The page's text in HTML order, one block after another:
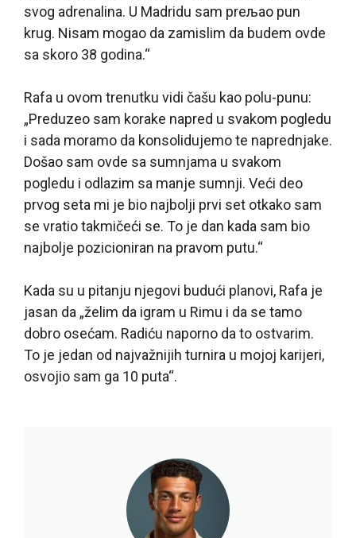
svog adrenalina. U Madridu sam preљao pun
krug. Nisam mogao da zamislim da budem ovde
sa skoro 38 godina.“
Rafa u ovom trenutku vidi čašu kao polu-punu:
„Preduzeo sam korake napred u svakom pogledu
i sada moramo da konsolidujemo te naprednjake.
Došao sam ovde sa sumnjama u svakom
pogledu i odlazim sa manje sumnji. Veći deo
prvog seta mi je bio najbolji prvi set otkako sam
se vratio takmičeći se. To je dan kada sam bio
najbolje pozicioniran na pravom putu.“
Kada su u pitanju njegovi budući planovi, Rafa je
jasan da „želim da igram u Rimu i da se tamo
dobro osećam. Radiću naporno da to ostvarim.
To je jedan od najvažnijih turnira u mojoj karijeri,
osvojio sam ga 10 puta“.